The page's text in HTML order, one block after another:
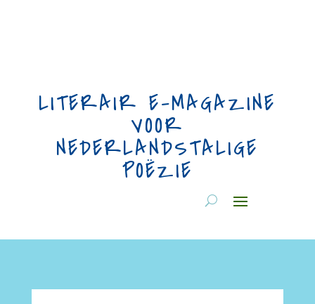
LITERAIR E-MAGAZINE
VOOR
NEDERLANDSTALIGE
POËZIE